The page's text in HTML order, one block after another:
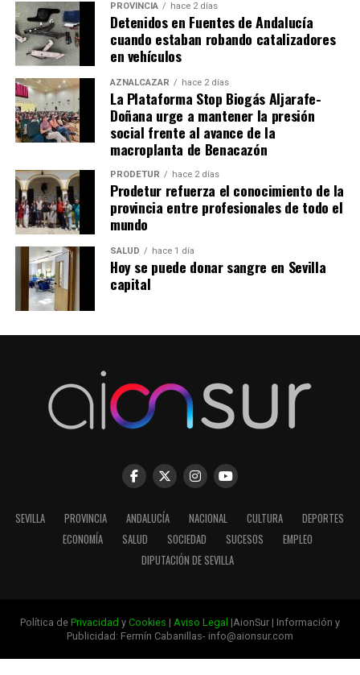
PROVINCIA hace 2 días
Detenidos en Fuentes de Andalucía
cuando estaban robando catalizadores
en vehículos
AZNALCÁZAR hace 2 días
La Plataforma Stop Biogás Aljarafe-
Doñana urge a mantener la presión
social frente al avance de la
macroplanta de Benacazón
PRODETUR hace 2 días
Prodetur refuerza el conocimiento de la
provincia entre profesionales de todo el
mundo
SALUD hace 1 día
Hoy se puede donar sangre en Sevilla
capital
SEVILLA PROVINCIA ANDALUCÍA NACIONAL CULTURA
DEPORTES
ECONOMÍA
SALUD SOCIEDAD SUCESOS
EMPLEO
DIPUTACIÓN DE SEVILLA
Política de Privacidad y Cookies | Aviso Legal |AionSur | Información y
Publicidad: Fermín Cabanillas- info@aionsur.com